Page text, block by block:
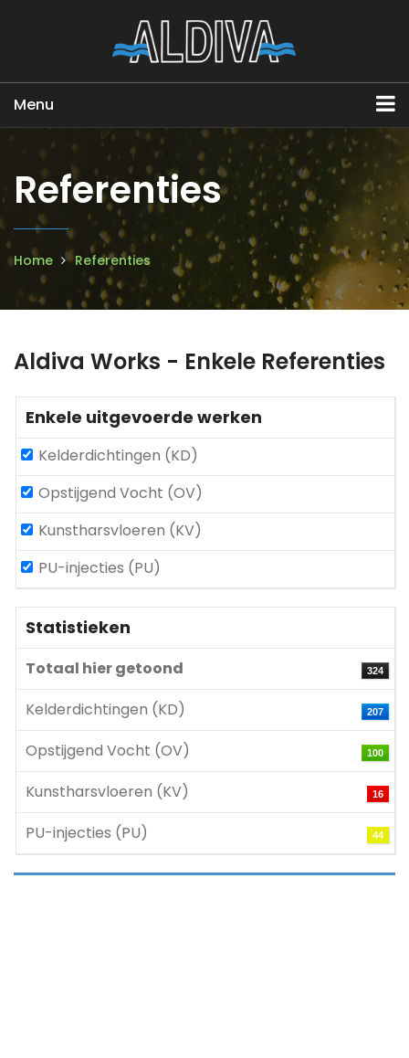
Menu
Referenties
Home Referenties
Aldiva Works - Enkele Referenties
Enkele uitgevoerde werken
Kelderdichtingen (KD)
Opstijgend Vocht (OV)
Kunstharsvloeren (KV)
PU-injecties (PU)
Statistieken
Totaal hier getoond 324
Kelderdichtingen (KD) 207
Opstijgend Vocht (OV) 100
Kunstharsvloeren (KV) 16
PU-injecties (PU) 44